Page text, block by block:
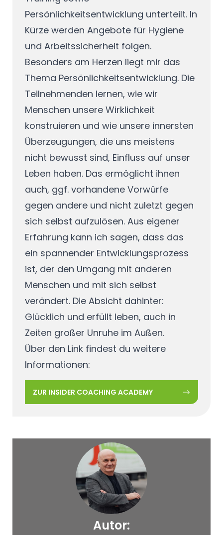
Persönlichkeitsentwicklung unterteilt. In
Kürze werden Angebote für Hygiene
und Arbeitssicherheit folgen.
Besonders am Herzen liegt mir das
Thema Persönlichkeitsentwicklung. Die
Teilnehmenden lernen, wie wir
Menschen unsere Wirklichkeit
konstruieren und wie unsere innersten
Überzeugungen, die uns meistens
nicht bewusst sind, Einfluss auf unser
Leben haben. Das ermöglicht ihnen
auch, ggf. vorhandene Vorwürfe
gegen andere und nicht zuletzt gegen
sich selbst aufzulösen. Aus eigener
Erfahrung kann ich sagen, dass das
ein spannender Entwicklungsprozess
ist, der den Umgang mit anderen
Menschen und mit sich selbst
verändert. Die Absicht dahinter:
Glücklich und erfüllt leben, auch in
Zeiten großer Unruhe im Außen.
Über den Link findest du weitere
Informationen:
ZUR INSIDER COACHING ACADEMY
© Windmann
Autor: